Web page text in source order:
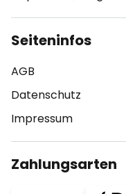
Seiteninfos
AGB
Datenschutz
Impressum
Zahlungsarten